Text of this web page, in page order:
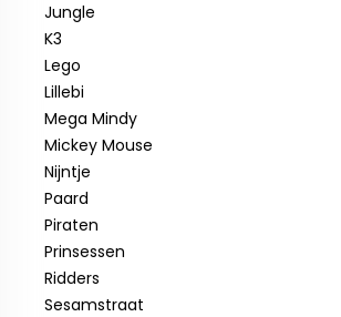
Jungle
K3
Lego
Lillebi
Mega Mindy
Mickey Mouse
Nijntje
Paard
Piraten
Prinsessen
Ridders
Sesamstraat